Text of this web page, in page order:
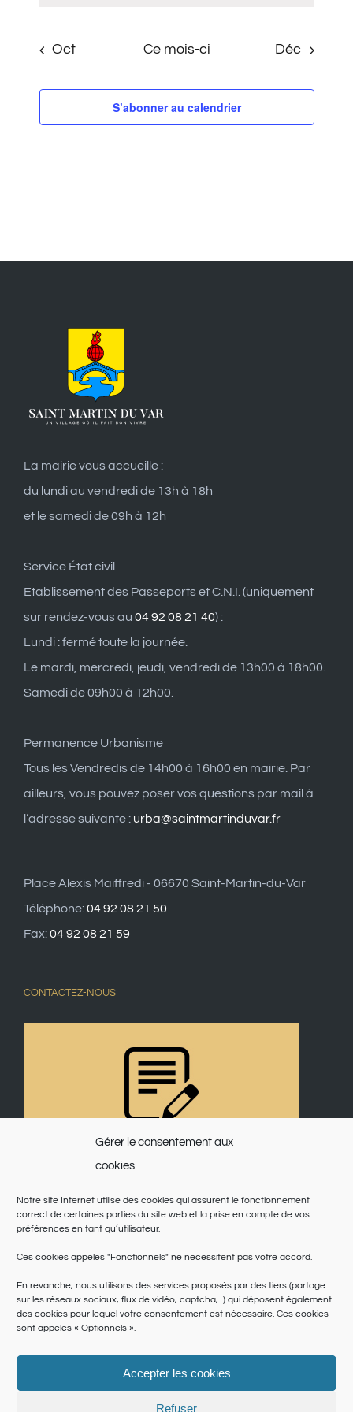
Gérer le consentement aux
cookies
Notre site Internet utilise des cookies qui assurent le fonctionnement
correct de certaines parties du site web et la prise en compte de vos
préférences en tant qu’utilisateur.
Ces cookies appelés "Fonctionnels" ne nécessitent pas votre accord.
En revanche, nous utilisons des services proposés par des tiers (partage
sur les réseaux sociaux, flux de vidéo, captcha,...) qui déposent également
des cookies pour lequel votre consentement est nécessaire. Ces cookies
sont appelés « Optionnels ».
Accepter les cookies
Refuser
Oct Ce mois-ci Déc
S’abonner au calendrier
La mairie vous accueille :
du lundi au vendredi de 13h à 18h
et le samedi de 09h à 12h
Service État civil
Etablissement des Passeports et C.N.I. (uniquement
sur rendez-vous au 04 92 08 21 40) :
Lundi : fermé toute la journée.
Le mardi, mercredi, jeudi, vendredi de 13h00 à 18h00.
Samedi de 09h00 à 12h00.
Permanence Urbanisme
Tous les Vendredis de 14h00 à 16h00 en mairie. Par
ailleurs, vous pouvez poser vos questions par mail à
l’adresse suivante : urba@saintmartinduvar.fr
Place Alexis Maiffredi - 06670 Saint-Martin-du-Var
Téléphone:04 92 08 21 50
Fax:04 92 08 21 59
CONTACTEZ-NOUS
Conditions générales